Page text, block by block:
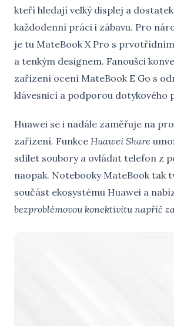
kteří hledají velký displej a
každodenní práci i zábavu. Pro
je tu MateBook X Pro s
a tenkým designem. Fanoušci
zařízení ocení MateBook E Go s
klávesnicí a podporou dotykového
Huawei se i nadále zaměřuje na
zařízení. Funkce Huawei Share
sdílet soubory a ovládat telefon z
naopak. Notebooky MateBook tak
součást ekosystému Huawei a
bezproblémovou konektivitu napříč